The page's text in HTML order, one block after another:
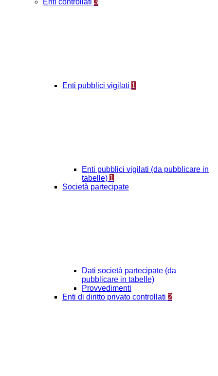
Enti controllati 3
Enti pubblici vigilati 1
Enti pubblici vigilati (da pubblicare in
tabelle) 1
Società partecipate
Dati società partecipate (da
pubblicare in tabelle)
Provvedimenti
Enti di diritto privato controllati 2